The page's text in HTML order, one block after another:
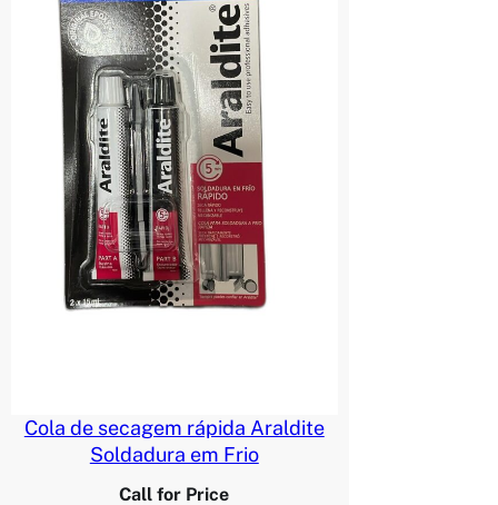
Cola de secagem rápida Araldite
Soldadura em Frio
Call for Price